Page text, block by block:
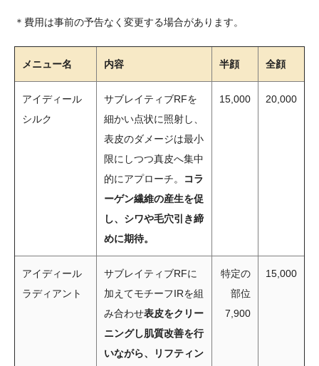
＊費用は事前の予告なく変更する場合があります。
メニュー名 内容 半顔 全顔
アイディール
シルク
サブレイティブRFを
細かい点状に照射し、
表皮のダメージは最小
限にしつつ真皮へ集中
的にアプローチ。
コラ
ーゲン繊維の産生を促
し、シワや毛穴引き締
めに期待。
15,000 20,000
アイディール
ラディアント
サブレイティブRFに
加えてモチーフIRを組
み合わせ表皮をクリー
ニングし肌質改善を行
いながら、リフティン
特定の
部位
7,900
15,000